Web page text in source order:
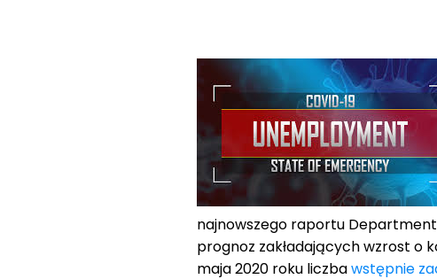
najnowszego raportu
prognoz zakładających wzrost o
maja 2020 roku liczbawstępnie